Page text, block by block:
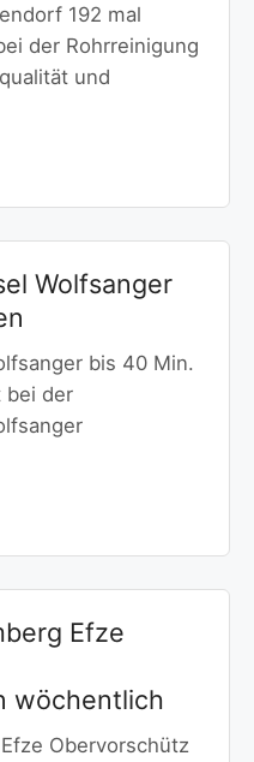
192 mal
der Rohrreinigung
und
Wolfsanger
bis 40 Min.
bei der
Efze
wöchentlich
Obervorschütz